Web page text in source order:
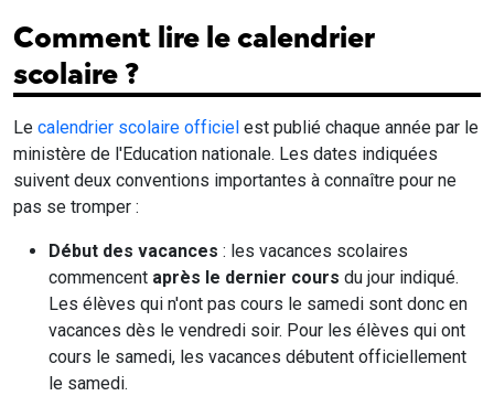
Comment lire le calendrier
scolaire ?
Le calendrier scolaire officiel est publié chaque année par le
ministère de l'Education nationale. Les dates indiquées
suivent deux conventions importantes à connaître pour ne
pas se tromper :
Début des vacances : les vacances scolaires
commencent après le dernier cours du jour indiqué.
Les élèves qui n'ont pas cours le samedi sont donc en
vacances dès le vendredi soir. Pour les élèves qui ont
cours le samedi, les vacances débutent officiellement
le samedi.